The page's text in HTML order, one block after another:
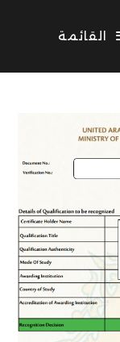
القائمة